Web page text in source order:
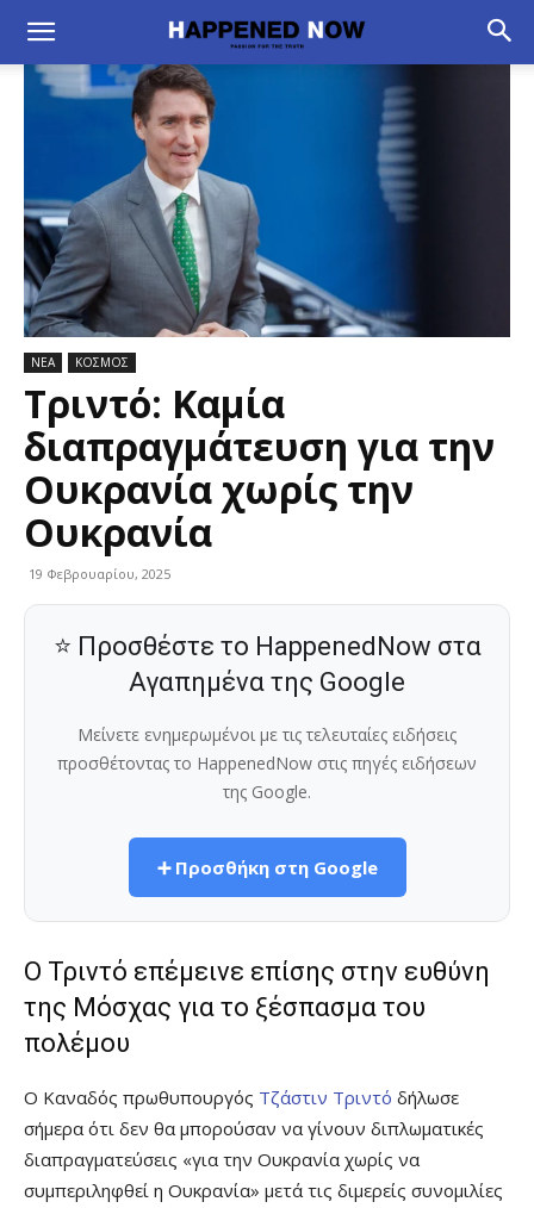
ΝΕΑ ΚΟΣΜΟΣ
Τριντό: Καμία
διαπραγμάτευση για την
Ουκρανία χωρίς την
Ουκρανία
19 Φεβρουαρίου, 2025
⭐ Προσθέστε το HappenedNow στα
Αγαπημένα της Google
Μείνετε ενημερωμένοι με τις τελευταίες ειδήσεις
προσθέτοντας το HappenedNow στις πηγές ειδήσεων
της Google.
➕ Προσθήκη στη Google
Ο Τριντό επέμεινε επίσης στην ευθύνη
της Μόσχας για το ξέσπασμα του
πολέμου
Ο Καναδός πρωθυπουργός Τζάστιν Τριντό δήλωσε
σήμερα ότι δεν θα μπορούσαν να γίνουν διπλωματικές
διαπραγματεύσεις «για την Ουκρανία χωρίς να
συμπεριληφθεί η Ουκρανία» μετά τις διμερείς συνομιλίες